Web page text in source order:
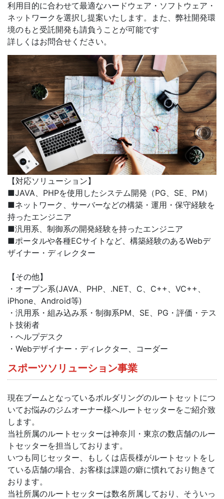
利用目的に合わせて最適なハードウェア・ソフトウェア・
ネットワークを選択し提案いたします。また、弊社開発環
境のもと受託開発も請負うことが可能です
詳しくはお問合せください。
【対応ソリューション】
■JAVA、PHPを使用したシステム開発（PG、SE、PM）
■ネットワーク、サーバーなどの構築・運用・保守経験を
持ったエンジニア
■汎用系、制御系の開発経験を持ったエンジニア
■ポータルや各種ECサイトなど、構築経験のあるWebデ
ザイナー・ディレクター
【その他】
・オープン系(JAVA、PHP、.NET、C、C++、VC++、
iPhone、Android等)
・汎用系・組み込み系・制御系PM、SE、PG・評価・テス
ト技術者
・ヘルプデスク
・Webデザイナー・ディレクター、コーダー
スポーツソリューション事業
現在ブームとなっているボルダリングのルートセットにつ
いてお悩みのジムオーナー様へルートセッターをご紹介致
します。
当社所属のルートセッターは神奈川・東京の数店舗のルー
トセッターを担当しております。
いつも同じセッター、もしくは店長様がルートセットをし
ている店舗の場合、お客様は課題の癖に慣れており飽きて
おります。
当社所属のルートセッターは数名所属しており、そういっ